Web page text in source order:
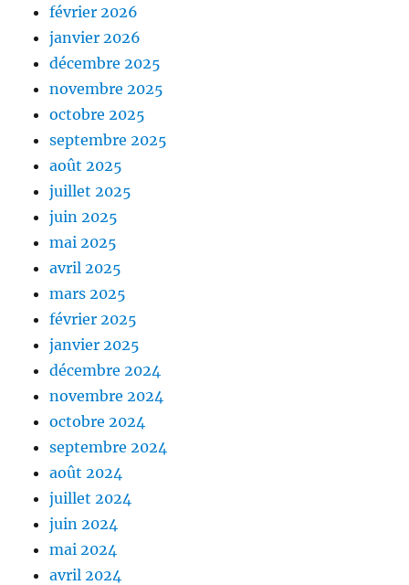
février 2026
janvier 2026
décembre 2025
novembre 2025
octobre 2025
septembre 2025
août 2025
juillet 2025
juin 2025
mai 2025
avril 2025
mars 2025
février 2025
janvier 2025
décembre 2024
novembre 2024
octobre 2024
septembre 2024
août 2024
juillet 2024
juin 2024
mai 2024
avril 2024